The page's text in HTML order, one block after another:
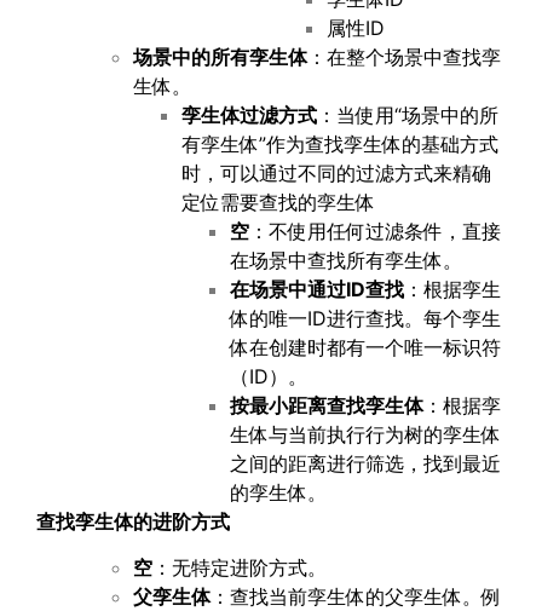
属性ID
场景中的所有孪生体：在整个场景中查找孪
生体。
孪生体过滤方式 ：当使用“场景中的所
有孪生体”作为查找孪生体的基础方式
时，可以通过不同的过滤方式来精确
定位需要查找的孪生体
空 ：不使用任何过滤条件，直接
在场景中查找所有孪生体。
在场景中通过ID查找 ：根据孪生
体的唯一ID进行查找。每个孪生
体在创建时都有一个唯一标识符
（ID）。
按最小距离查找孪生体：根据孪
生体与当前执行行为树的孪生体
之间的距离进行筛选，找到最近
的孪生体。
查找孪生体的进阶方式
空 ：无特定进阶方式。
父孪生体：查找当前孪生体的父孪生体。例